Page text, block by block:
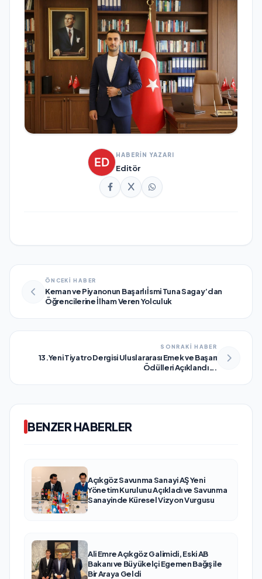
HABERİN YAZARI
Editör
ÖNCEKİ HABER
Keman ve Piyanonun Başarlı İsmi Tuna Sagay’dan
Öğrencilerine İlham Veren Yolculuk
SONRAKİ HABER
13.Yeni Tiyatro Dergisi Uluslararası Emek ve Başarı
Ödülleri Açıklandı….
BENZER HABERLER
Açıkgöz Savunma Sanayi AŞ Yeni
Yönetim Kurulunu Açıkladı ve Savunma
Sanayinde Küresel Vizyon Vurgusu
Ali Emre Açıkgöz Galimidi, Eski AB
Bakanı ve Büyükelçi Egemen Bağış ile
Bir Araya Geldi